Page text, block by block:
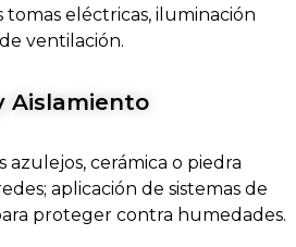
tomas eléctricas, iluminación
ventilación.
Aislamiento
azulejos, cerámica o piedra
aplicación de sistemas de
proteger contra humedades.